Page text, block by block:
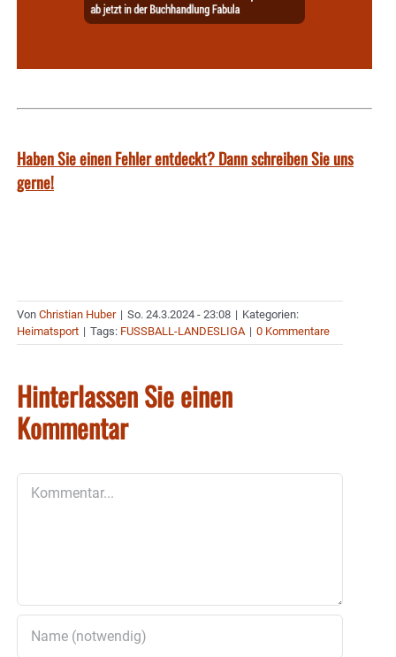
Haben Sie einen Fehler entdeckt? Dann schreiben Sie uns
gerne!
Von Christian Huber | So. 24.3.2024 - 23:08 | Kategorien:
Heimatsport | Tags: FUSSBALL-LANDESLIGA | 0 Kommentare
Hinterlassen Sie einen
Kommentar